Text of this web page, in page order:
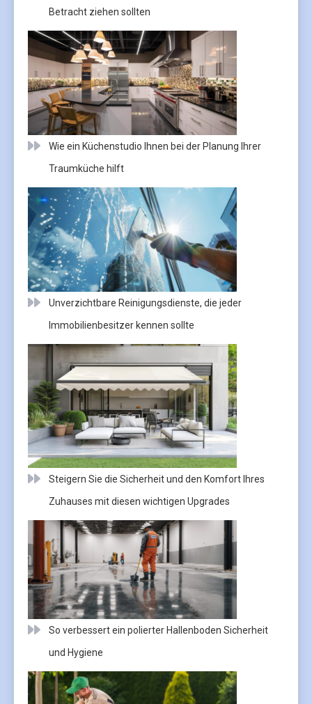
Betracht ziehen sollten
Wie ein Küchenstudio Ihnen bei der Planung Ihrer
Traumküche hilft
Unverzichtbare Reinigungsdienste, die jeder
Immobilienbesitzer kennen sollte
Steigern Sie die Sicherheit und den Komfort Ihres
Zuhauses mit diesen wichtigen Upgrades
So verbessert ein polierter Hallenboden Sicherheit
und Hygiene